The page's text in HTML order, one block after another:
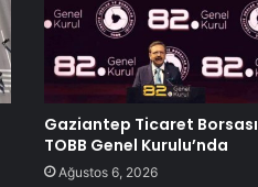
Gaziantep Ticaret Borsası
TOBB Genel Kurulu’nda
Ağustos 6, 2026